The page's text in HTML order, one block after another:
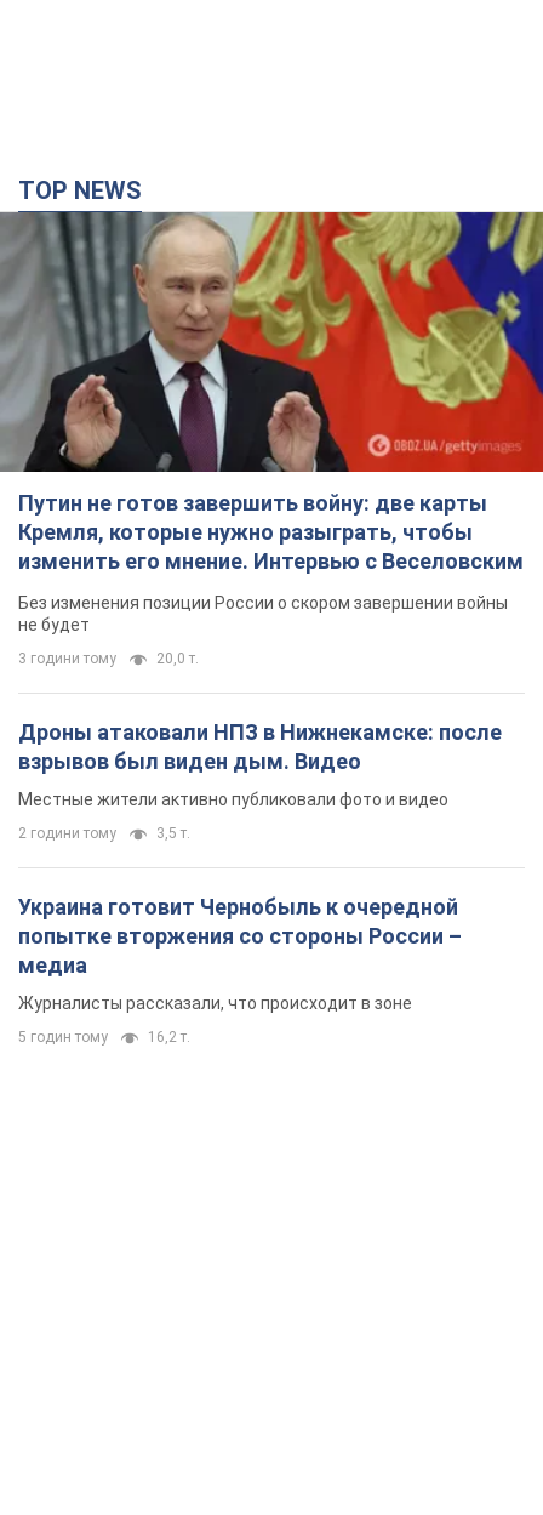
TOP NEWS
Путин не готов завершить войну: две карты
Кремля, которые нужно разыграть, чтобы
изменить его мнение. Интервью с Веселовским
Без изменения позиции России о скором завершении войны
не будет
3 години тому 20,0 т.
Дроны атаковали НПЗ в Нижнекамске: после
взрывов был виден дым. Видео
Местные жители активно публиковали фото и видео
2 години тому 3,5 т.
Украина готовит Чернобыль к очередной
попытке вторжения со стороны России –
медиа
Журналисты рассказали, что происходит в зоне
5 годин тому 16,2 т.